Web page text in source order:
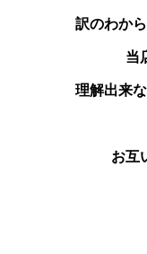
訳のわか
当
理解出来
お互